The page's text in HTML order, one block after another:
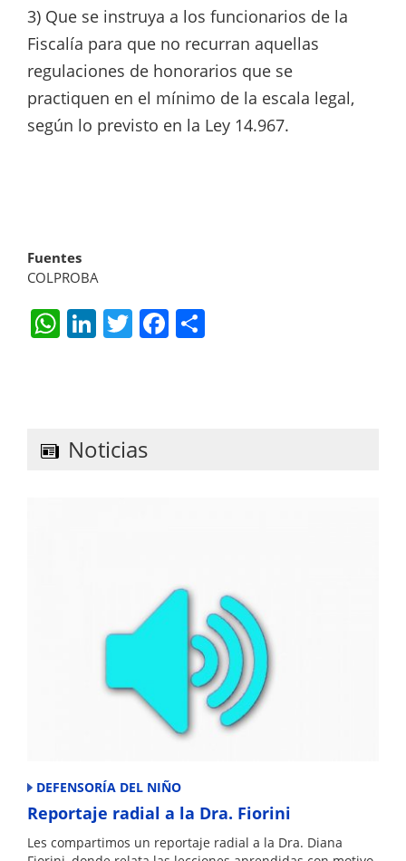
3) Que se instruya a los funcionarios de la
Fiscalía para que no recurran aquellas
regulaciones de honorarios que se
practiquen en el mínimo de la escala legal,
según lo previsto en la Ley 14.967.
Fuentes
COLPROBA
W
h
A
p
Li
n
dI
n
T
w
F
a
Noticias
DEFENSORÍA DEL NIÑO
Reportaje radial a la Dra. Fiorini
Les compartimos un reportaje radial a la Dra. Diana